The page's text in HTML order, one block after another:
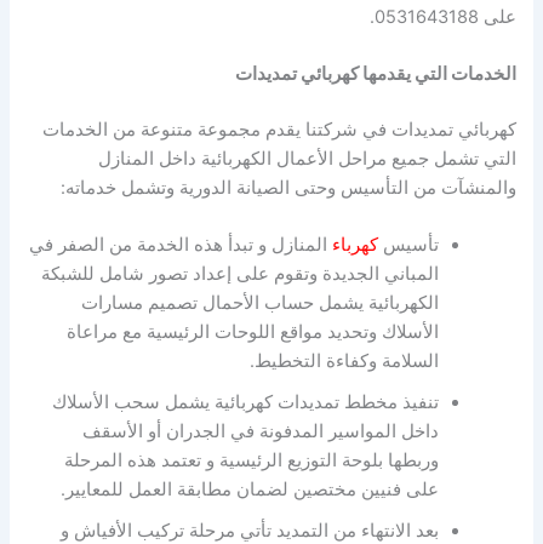
على 0531643188.
الخدمات التي يقدمها كهربائي تمديدات
كهربائي تمديدات في شركتنا يقدم مجموعة متنوعة من الخدمات
التي تشمل جميع مراحل الأعمال الكهربائية داخل المنازل
والمنشآت من التأسيس وحتى الصيانة الدورية وتشمل خدماته:
تأسيسكهرباء المنازل و تبدأ هذه الخدمة من الصفر في
المباني الجديدة وتقوم على إعداد تصور شامل للشبكة
الكهربائية يشمل حساب الأحمال تصميم مسارات
الأسلاك وتحديد مواقع اللوحات الرئيسية مع مراعاة
السلامة وكفاءة التخطيط.
تنفيذ مخطط تمديدات كهربائية يشمل سحب الأسلاك
داخل المواسير المدفونة في الجدران أو الأسقف
وربطها بلوحة التوزيع الرئيسية و تعتمد هذه المرحلة
على فنيين مختصين لضمان مطابقة العمل للمعايير.
بعد الانتهاء من التمديد تأتي مرحلة تركيب الأفياش و